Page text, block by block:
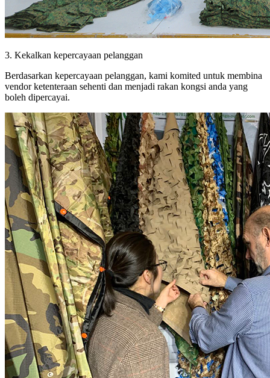
3. Kekalkan kepercayaan pelanggan
Berdasarkan kepercayaan pelanggan, kami komited untuk membina
vendor ketenteraan sehenti dan menjadi rakan kongsi anda yang
boleh dipercayai.